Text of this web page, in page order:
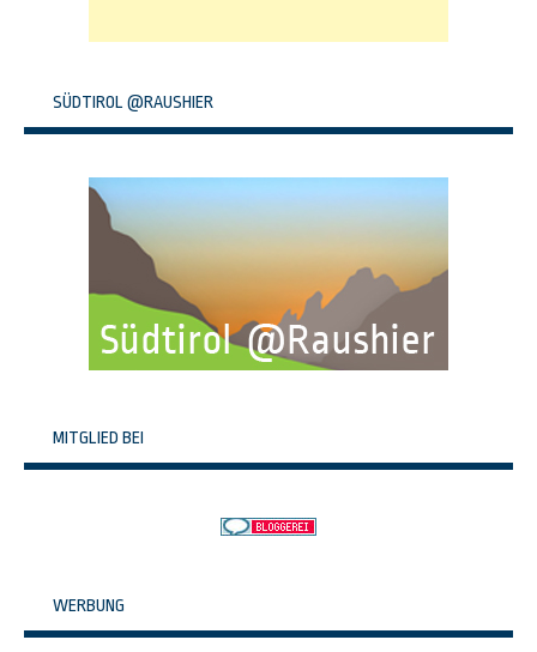
SÜDTIROL @RAUSHIER
MITGLIED BEI
WERBUNG